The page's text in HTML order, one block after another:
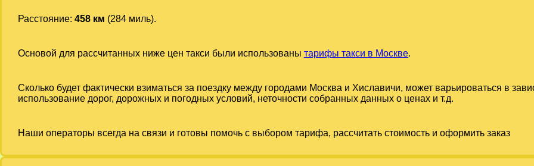
Расстояние: 458 км (284 миль).
Основой для рассчитанных ниже цен такси были использованы тарифы такси в Москве.
Сколько будет фактически взиматься за поездку между городами Москва и Хиславичи, может варьироваться в
использование дорог, дорожных и погодных условий, неточности собранных данных о ценах и т.д.
Наши операторы всегда на связи и готовы помочь с выбором тарифа, рассчитать стоимость и оформить заказ